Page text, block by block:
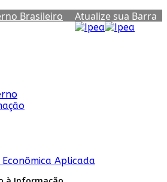
Brasileiro
Atualize sua Barra
Aplicada